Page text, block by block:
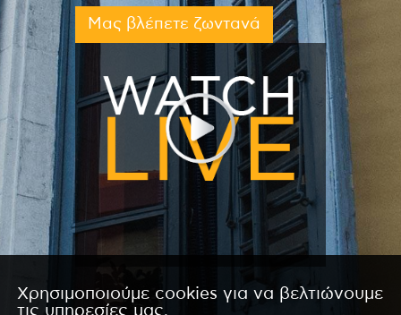
Μας βλέπετε ζωντανά
Χρησιμοποιούμε cookies για να βελτιώνουμε
τις υπηρεσίες μας.